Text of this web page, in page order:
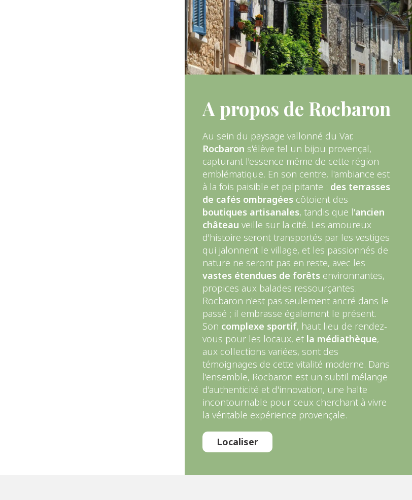
A propos de Rocbaron
Au sein du paysage vallonné du Var,
Rocbaron s'élève tel un bijou provençal,
capturant l'essence même de cette région
emblématique. En son centre, l'ambiance est
à la fois paisible et palpitante : des terrasses
de cafés ombragées côtoient des
boutiques artisanales, tandis que l'ancien
château veille sur la cité. Les amoureux
d'histoire seront transportés par les vestiges
qui jalonnent le village, et les passionnés de
nature ne seront pas en reste, avec les
vastes étendues de forêts environnantes,
propices aux balades ressourçantes.
Rocbaron n'est pas seulement ancré dans le
passé ; il embrasse également le présent.
Son complexe sportif, haut lieu de rendez-
vous pour les locaux, et la médiathèque,
aux collections variées, sont des
témoignages de cette vitalité moderne. Dans
l'ensemble, Rocbaron est un subtil mélange
d'authenticité et d'innovation, une halte
incontournable pour ceux cherchant à vivre
la véritable expérience provençale.
Localiser